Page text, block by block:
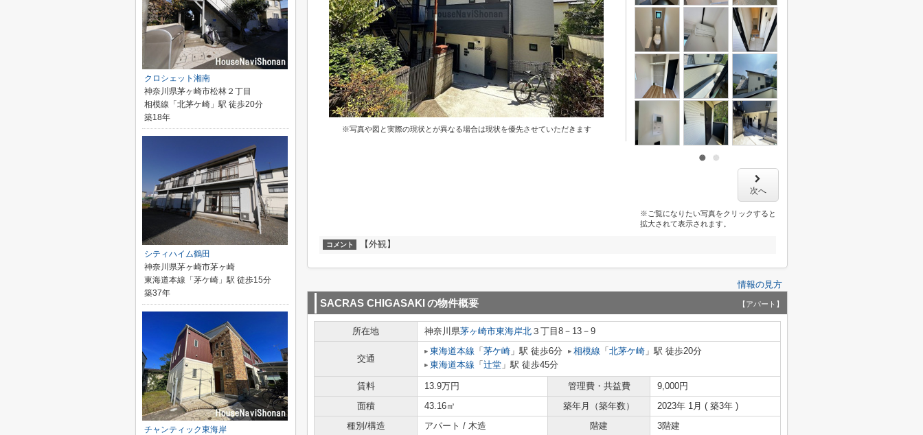
※写真や図と実際の現状とが異なる場合は現状を優先させていただきます
次へ
※ご覧になりたい写真をクリックすると
拡大されて表示されます。
コメント 【外観】
情報の見方
SACRAS CHIGASAKI の物件概要 【アパート】
所在地 神奈川県茅ヶ崎市東海岸北 ３丁目8－13－9
交通
東海道本線 「 茅ケ崎 」駅 徒歩6分 相模線 「 北茅ケ崎 」駅 徒歩20分
東海道本線 「 辻堂 」駅 徒歩45分
賃料 13.9万円 管理費・共益費
9,000円
面積
43.16㎡ 築年月（築年数）
2023年 1月 ( 築3年 )
種別/構造
アパート / 木造 階建 3階建
クロシェット湘南
神奈川県茅ヶ崎市松林２丁目
相模線「北茅ケ崎」駅 徒歩20分
築18年
シティハイム鶴田
神奈川県茅ヶ崎市茅ヶ崎
東海道本線「茅ケ崎」駅 徒歩15分
築37年
チャンティック東海岸